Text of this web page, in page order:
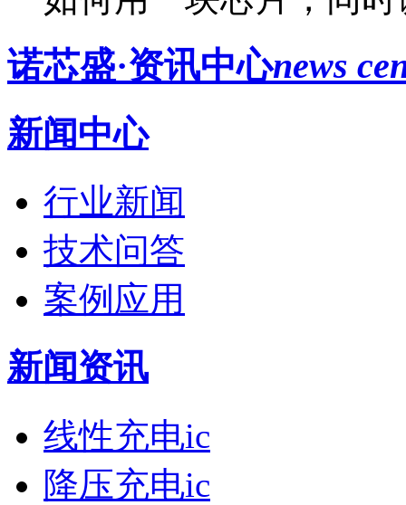
诺芯盛·资讯中心news
新闻中心
行业新闻
技术问答
案例应用
新闻资讯
线性充电ic
降压充电ic